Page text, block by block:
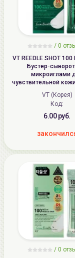
/ 0
VT REEDLE SHOT 100
Бустер-
микроиглами
чувствительной
PRO CICA REEDLE
VT (Корея)
Код:
6.00 руб.
/ 0